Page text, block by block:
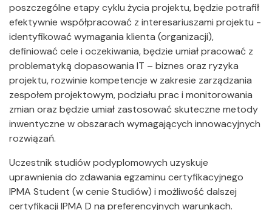
poszczególne etapy cyklu życia projektu, będzie potrafił
efektywnie współpracować z interesariuszami projektu -
identyfikować wymagania klienta (organizacji),
definiować cele i oczekiwania, będzie umiał pracować z
problematyką dopasowania IT – biznes oraz ryzyka
projektu, rozwinie kompetencje w zakresie zarządzania
zespołem projektowym, podziału prac i monitorowania
zmian oraz będzie umiał zastosować skuteczne metody
inwentyczne w obszarach wymagających innowacyjnych
rozwiązań.
Uczestnik studiów podyplomowych uzyskuje
uprawnienia do zdawania egzaminu certyfikacyjnego
IPMA Student (w cenie Studiów) i możliwość dalszej
certyfikacji IPMA D na preferencyjnych warunkach.